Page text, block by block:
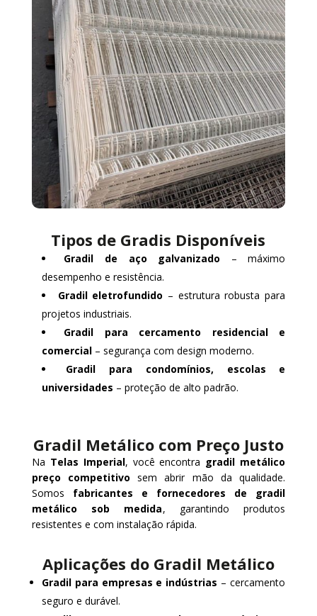
Tipos de Gradis Disponíveis
Gradil de aço galvanizado – máximo
desempenho e resistência.
Gradil eletrofundido – estrutura robusta para
projetos industriais.
Gradil para cercamento residencial e
comercial– segurança com design moderno.
Gradil para condomínios, escolas e
universidades – proteção de alto padrão.
Gradil Metálico com Preço Justo
Na Telas Imperial, você encontra gradil metálico
preço competitivo sem abrir mão da qualidade.
Somos fabricantes e fornecedores de gradil
metálico sob medida, garantindo produtos
resistentes e com instalação rápida.
Aplicações do Gradil Metálico
Gradil para empresas e indústrias – cercamento
seguro e durável.